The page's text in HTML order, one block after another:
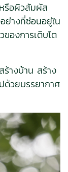
รือผิวสัมผัส
ย่างที่ซ่อนอยู่ใน
องการเติบโต
ร้างบ้าน สร้าง
ด้วยบรรยากาศ